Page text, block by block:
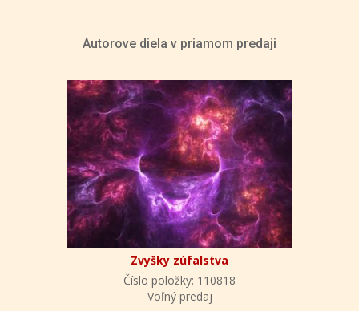
Autorove diela v priamom predaji
Zvyšky zúfalstva
Číslo položky: 110818
Voľný predaj